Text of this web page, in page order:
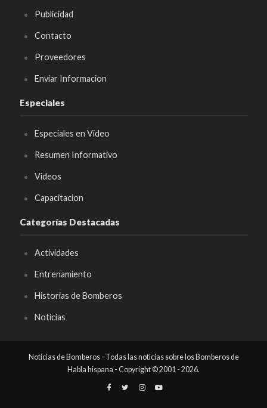
Publicidad
Contacto
Proveedores
Enviar Informacion
Especiales
Especiales en Video
Resumen Informativo
Videos
Capacitacion
Categorías Destacadas
Actividades
Entrenamiento
Historias de Bomberos
Noticias
Noticias de Bomberos - Todas las noticias sobre los Bomberos de
Habla hispana - Copyright © 2001 - 2026.